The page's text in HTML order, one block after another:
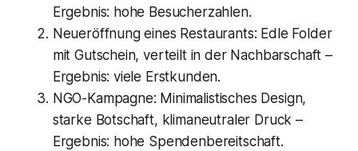
Ergebnis: hohe Besucherzahlen.
Neueröffnung eines Restaurants: Edle Folder
mit Gutschein, verteilt in der Nachbarschaft –
Ergebnis: viele Erstkunden.
NGO-Kampagne: Minimalistisches Design,
starke Botschaft, klimaneutraler Druck –
Ergebnis: hohe Spendenbereitschaft.